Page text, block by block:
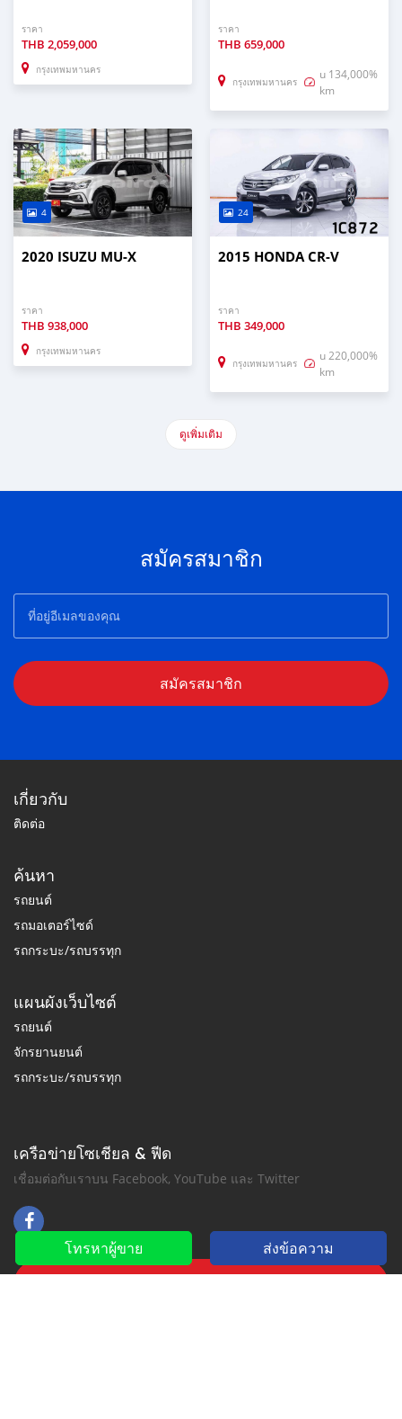
โทรหาผู้ขาย ส่งข้อความ
ราคา
THB 2,059,000
กรุงเทพมหานคร
ราคา
THB 659,000
กรุงเทพมหานคร
u 134,000%
km
4
2020 ISUZU MU-X
ราคา
THB 938,000
กรุงเทพมหานคร
24
2015 HONDA CR-V
ราคา
THB 349,000
กรุงเทพมหานคร
u 220,000%
km
ดูเพิ่มเติม
สมัครสมาชิก
สมัครสมาชิก
เกี่ยวกับ
ติดต่อ
ค้นหา
รถยนต์
รถมอเตอร์ไซด์
รถกระบะ/รถบรรทุก
แผนผังเว็บไซต์
รถยนต์
จักรยานยนต์
รถกระบะ/รถบรรทุก
เครือข่ายโซเชียล & ฟีด
เชื่อมต่อกับเราบน Facebook, YouTube และ Twitter